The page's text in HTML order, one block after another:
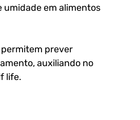
umidade em alimentos
prever
auxiliando no
life.